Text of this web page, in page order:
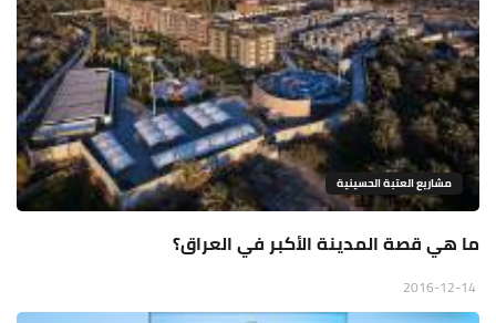
مشاريع العتبة الحسينية
ما هي قصة المدينة الأكبر في العراق؟